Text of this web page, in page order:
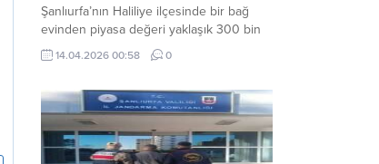
Şanlıurfa’nın Haliliye ilçesinde bir bağ
evinden piyasa değeri yaklaşık 300 bin
TL olan eşyaları çalan şüpheliler,
jandarmanın başarılı operasyonuyla
şüpheliden 2’si tutuklanarak cezaevine
gönderildi. Haber Merkezi – Şanlıurfa İl
Jandarma Komutanlığı, “Faili Meçhul
Hırsızlık Olaylarının Aydınlatılmasına”
14.04.2026 00:58 0